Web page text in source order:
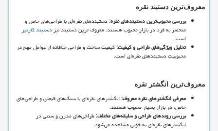
معروفترین دستبند نقره
بررسی محبوبترین دستبندهای نقره:دستبندهای نقرهای با طراحیهای خاص و
منحصر به فرد در بازار محبوب هستند. معروف ترین دستبند نیز دستبند کارتیر
است.
تحلیل ویژگیهای طراحی و کیفیت:کیفیت ساخت و طراحی خلاقانه از عوامل مهم در
محبوبیت دستبندهای نقرهای است.
معروفترین انگشتر نقره
معرفی انگشترهای نقره معروف:انگشترهای نقرهای با سنگهای قیمتی و طراحیهای
خاص، در بازار بسیار محبوب هستند.
بررسی روندهای طراحی و سلیقههای مختلف: طراحیهای مدرن و سنتی در
انگشترهای نقرهای به خوبی مشاهده میشود.